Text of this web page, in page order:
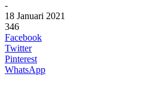
-
18 Januari 2021
346
Facebook
Twitter
Pinterest
WhatsApp